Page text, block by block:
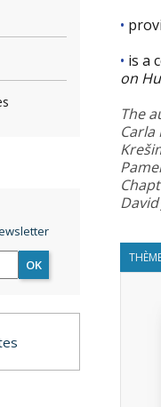
OK
•
• is a
on
The
Carla